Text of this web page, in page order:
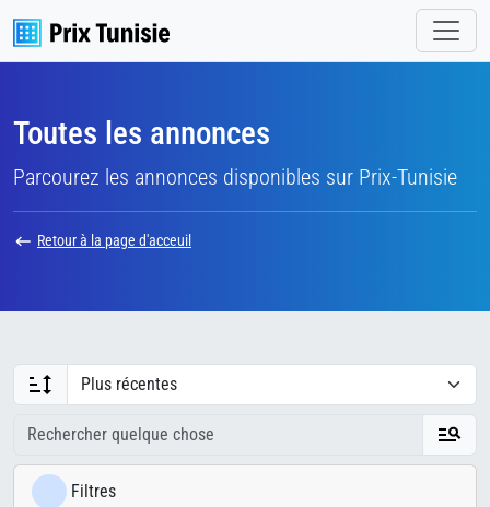
Toutes les annonces
Parcourez les annonces disponibles sur Prix-Tunisie
Retour à la page d'acceuil
Filtres